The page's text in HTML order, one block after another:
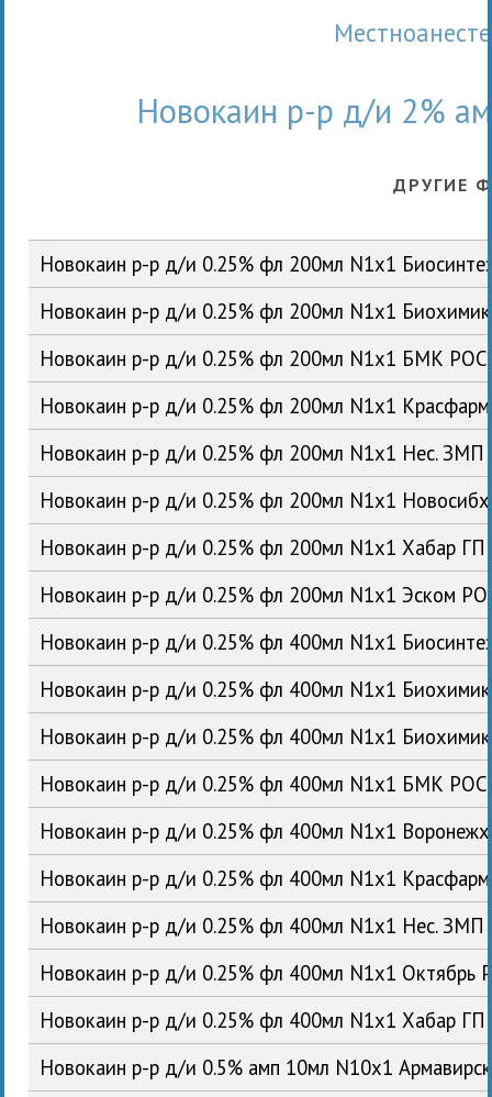
Новокаин р-р д/и 2%
ДРУГИЕ
Новокаин р-р д/и 0.25% фл 200мл N1x1
Новокаин р-р д/и 0.25% фл 200мл N1x1
Новокаин р-р д/и 0.25% фл 200мл N1x1 БМК РОС
Новокаин р-р д/и 0.25% фл 200мл N1x1
Новокаин р-р д/и 0.25% фл 200мл N1x1 Нес.
Новокаин р-р д/и 0.25% фл 200мл N1x1
Новокаин р-р д/и 0.25% фл 200мл N1x1 Хабар
Новокаин р-р д/и 0.25% фл 200мл N1x1 Эском
Новокаин р-р д/и 0.25% фл 400мл N1x1
Новокаин р-р д/и 0.25% фл 400мл N1x1
Новокаин р-р д/и 0.25% фл 400мл N1x1
Новокаин р-р д/и 0.25% фл 400мл N1x1 БМК РОС
Новокаин р-р д/и 0.25% фл 400мл N1x1
Новокаин р-р д/и 0.25% фл 400мл N1x1
Новокаин р-р д/и 0.25% фл 400мл N1x1 Нес.
Новокаин р-р д/и 0.25% фл 400мл N1x1 Октябрь
Новокаин р-р д/и 0.25% фл 400мл N1x1 Хабар
Новокаин р-р д/и 0.5% амп 10мл N10x1